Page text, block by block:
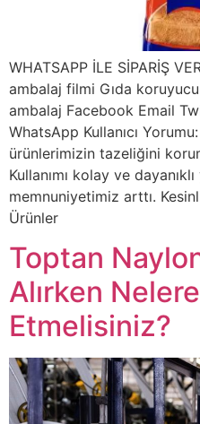
WHATSAPP İLE SİPARİŞ
ambalaj filmi Gıda
ambalaj Facebook Email
WhatsApp Kullanıcı
ürünlerimizin tazeliğini
Kullanımı kolay ve
memnuniyetimiz arttı.
Ürünler
Toptan
Alırken
Etmelisiniz?